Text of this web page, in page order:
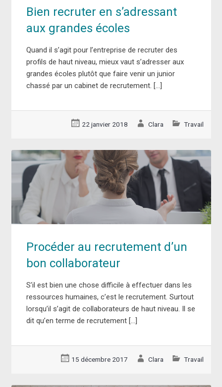
Bien recruter en s’adressant
aux grandes écoles
Quand il s’agit pour l’entreprise de recruter des
profils de haut niveau, mieux vaut s’adresser aux
grandes écoles plutôt que faire venir un junior
chassé par un cabinet de recrutement. […]
22 janvier 2018 Clara Travail
Procéder au recrutement d’un
bon collaborateur
S’il est bien une chose difficile à effectuer dans les
ressources humaines, c’est le recrutement. Surtout
lorsqu’il s’agit de collaborateurs de haut niveau. Il se
dit qu’en terme de recrutement […]
15 décembre 2017 Clara Travail